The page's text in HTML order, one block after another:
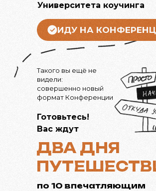
Университета коучинга
ИДУ НА
по 10 впечатляющим
Такого вы ещё не
видели:
совершенно новый
формат Конференции
Готовьтесь!
Вас ждут
ДВА ДНЯ